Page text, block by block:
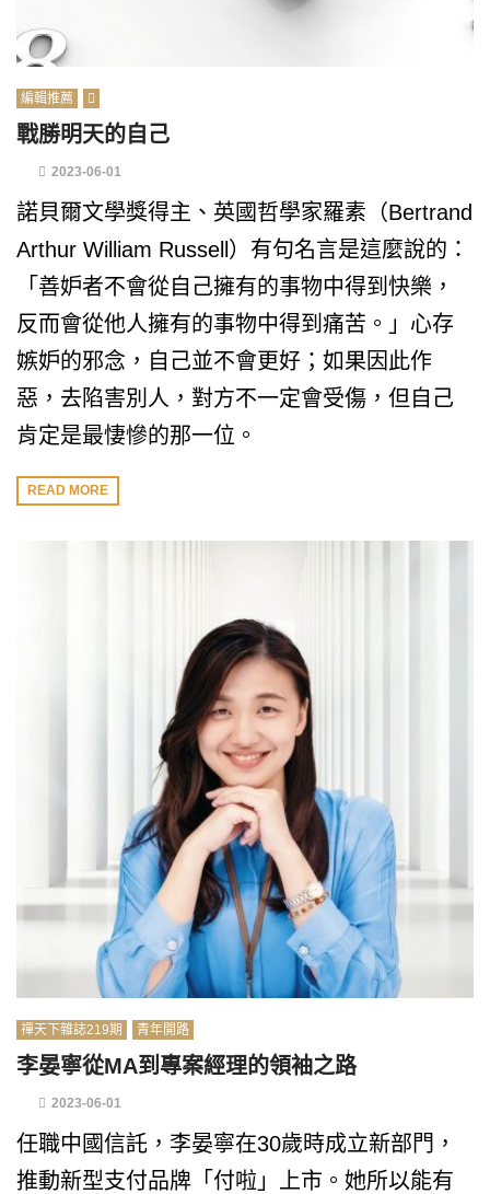
編輯推薦
戰勝明天的自己
2023-06-01
諾貝爾文學獎得主、英國哲學家羅素（Bertrand
Arthur William Russell）有句名言是這麼說的：
「善妒者不會從自己擁有的事物中得到快樂，
反而會從他人擁有的事物中得到痛苦。」心存
嫉妒的邪念，自己並不會更好；如果因此作
惡，去陷害別人，對方不一定會受傷，但自己
肯定是最悽慘的那一位。
READ MORE
禪天下雜誌219期 青年開路
李晏寧從MA到專案經理的領袖之路
2023-06-01
任職中國信託，李晏寧在30歲時成立新部門，
推動新型支付品牌「付啦」上市。她所以能有